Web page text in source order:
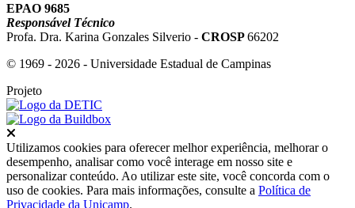
EPAO 9685
Responsável Técnico
Profa. Dra. Karina Gonzales Silverio - CROSP66202
© 1969 - 2026 - Universidade Estadual de Campinas
Projeto
Utilizamos cookies para oferecer melhor experiência, melhorar o
desempenho, analisar como você interage em nosso site e
personalizar conteúdo. Ao utilizar este site, você concorda com o
uso de cookies. Para mais informações, consulte a Política de
Privacidade da Unicamp.